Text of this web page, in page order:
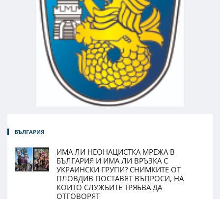
БЪЛГАРИЯ
ИМА ЛИ НЕОНАЦИСТКА МРЕЖА В
БЪЛГАРИЯ И ИМА ЛИ ВРЪЗКА С
УКРАИНСКИ ГРУПИ? СНИМКИТЕ ОТ
ПЛОВДИВ ПОСТАВЯТ ВЪПРОСИ, НА
КОИТО СЛУЖБИТЕ ТРЯБВА ДА
ОТГОВОРЯТ